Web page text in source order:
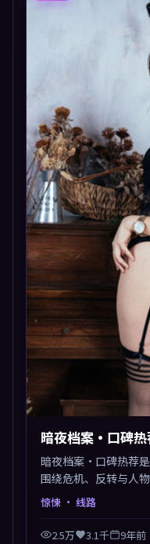
暗夜档案·口碑热
暗夜档案·口碑热荐是
围绕危机、反转与人
推荐观看。
惊悚 · 线路
2.5万 3.1千 9年前